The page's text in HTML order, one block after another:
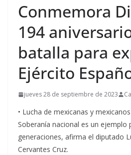
Conmemora
194
batalla para
Ejército
jueves 28 de septiembre de 2023
• Lucha de mexicanas y
Soberanía nacional es un ejemplo
generaciones, afirma el diputado
Cervantes Cruz.